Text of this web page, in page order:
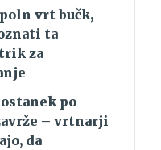
vrt bučk,
ta
za
po
– vrtnarji
da